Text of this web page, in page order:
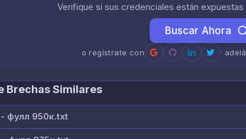
Verifique si sus credenciales están
Buscar Ahora
o regístrate con ·
Brechas Similares
фулл 950к.txt